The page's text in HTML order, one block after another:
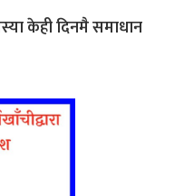
केही दिनमै समाधान